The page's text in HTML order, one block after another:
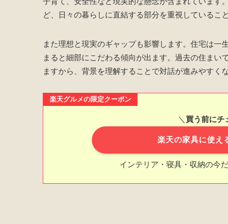
ど、日々の暮らしに直結する部分を重視しているこ
また理想と現実のギャップも影響します。住宅は一
まると細部にこだわる傾向が出ます。過去の住まい
ますから、背景を理解することで対話が進みやすく
楽天グルメの限定クーポン
＼ 買う前にチ
楽天の家具に使え
インテリア・寝具・収納の今